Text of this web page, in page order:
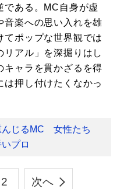
ある。MC自身が虚
音楽への思い入れを雄
てポップな世界観では
リアル」を深掘りはし
キャラを貫かざるを得
は押し付けたくなかっ
んじるMC 女性たち
プロ
2 次へ